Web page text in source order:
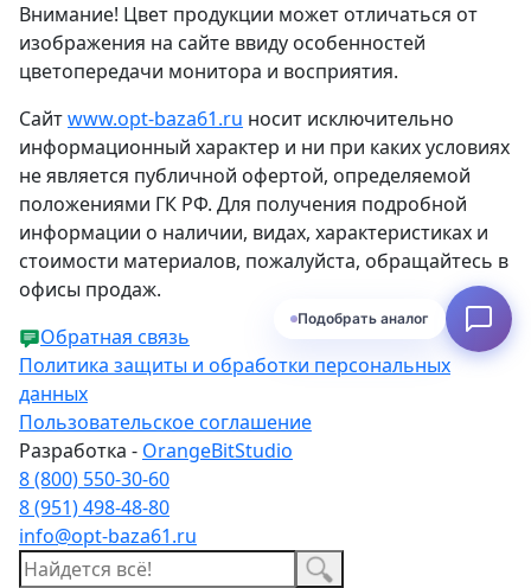
Внимание! Цвет продукции может отличаться от
изображения на сайте ввиду особенностей
цветопередачи монитора и восприятия.
Сайтwww.opt-baza61.ru носит исключительно
информационный характер и ни при каких условиях
не является публичной офертой, определяемой
положениями ГК РФ. Для получения подробной
информации о наличии, видах, характеристиках и
стоимости материалов, пожалуйста, обращайтесь в
офисы продаж.
Обратная связь
Политика защиты и обработки персональных
данных
Пользовательское соглашение
Разработка - OrangeBitStudio
8 (800) 550-30-60
8 (951) 498-48-80
info@opt-baza61.ru
Подобрать аналог